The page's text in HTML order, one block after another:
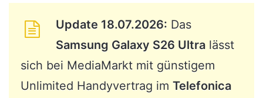
Update 18.07.2026: Das
Samsung Galaxy S26 Ultra lässt
sich bei MediaMarkt mit günstigem
Unlimited Handyvertrag im Telefonica